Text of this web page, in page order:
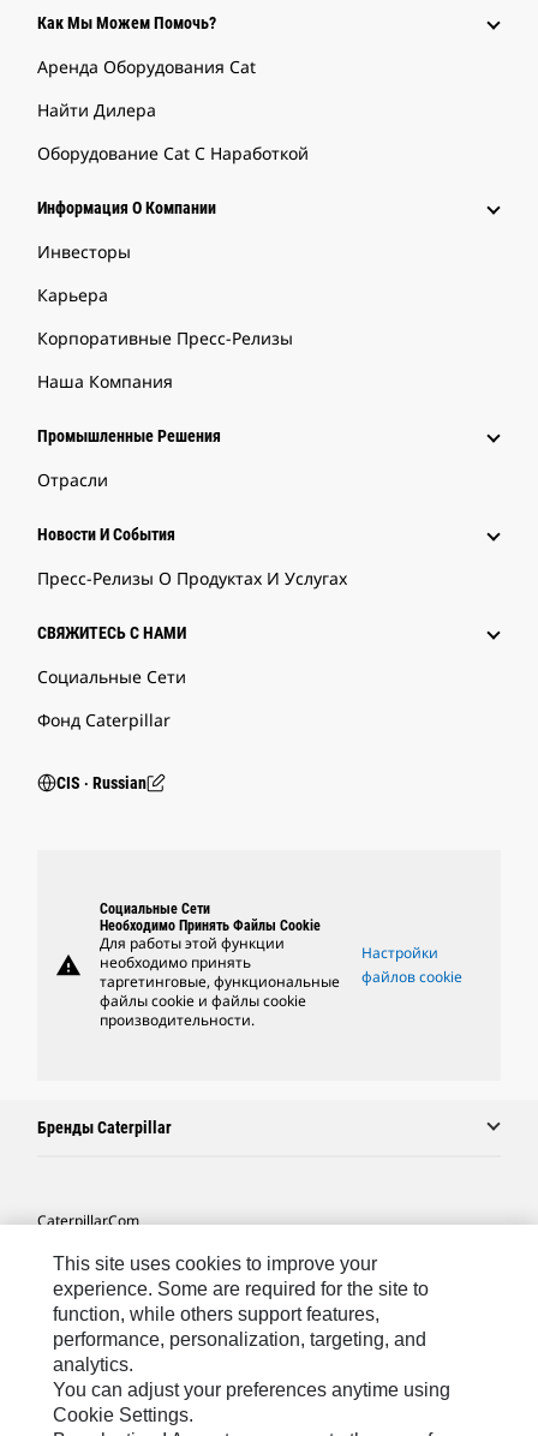
Как Мы Можем Помочь?
Аренда Оборудования Cat
Найти Дилера
Оборудование Cat С Наработкой
Информация О Компании
Инвесторы
Карьера
Корпоративные Пресс-Релизы
Наша Компания
Промышленные Решения
Отрасли
Новости И События
Пресс-Релизы О Продуктах И Услугах
СВЯЖИТЕСЬ С НАМИ
Социальные Сети
Фонд Caterpillar
CIS ‧ Russian
warning
Социальные Сети
Необходимо Принять Файлы Cookie
Для работы этой функции
необходимо принять
таргетинговые, функциональные
файлы cookie и файлы cookie
производительности.
Настройки
файлов cookie
Бренды Caterpillar
Caterpillar.com
Связаться С Caterpillar
Карта Сайта
Cookie Settings
Юридическая Информация
Конфиденциальность Личных Данных
This site uses cookies to improve your
experience. Some are required for the site to
function, while others support features,
performance, personalization, targeting, and
analytics.
You can adjust your preferences anytime using
Cookie Settings.